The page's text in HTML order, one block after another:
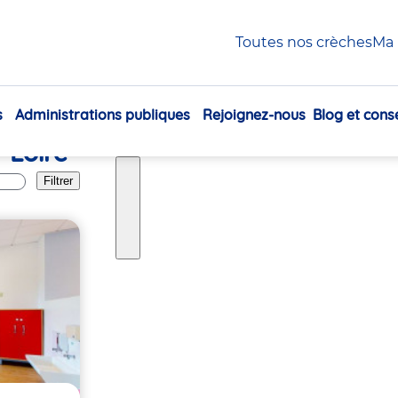
Toutes nos crèches
Navigation
Administrations publiques Rejoignez-nous Blog et
Filtrer
Loire